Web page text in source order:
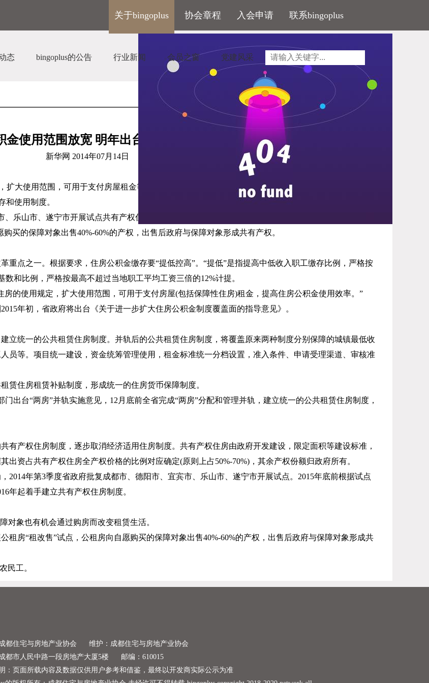
关于bingoplus 协会章程 入会申请 联系bingoplus
态 bingoplus的公告 行业新闻 会员之窗
党建风采
金使用范围放宽 明年出台指导意见
新华网 2014年07月 14日
大使用范围，可用于支付房屋租金等”。
日，省政府办公厅印发《健全住房保障和供应体系专项
和使用制度。
乐山市、遂宁市开展试点共有产权住房制度，全省从
购买的保障对象出售40%-60%的产权，出售后政府与保障对象形成共有产权。
重点之一。根据要求，住房公积金缴存要“提低控高”。“提低”是指提高中低收入职工缴存比例，严格按
数和比例，严格按最高不超过当地职工平均工资三倍的12%计提。
房的使用规定，扩大使用范围，可用于支付房屋(包括保障性住房)租金，提高住房公积金使用效率。”
2015年初，省政府将出台《关于进一步扩大住房公积金制度覆盖面的指导意见》。
立统一的公共租赁住房制度。并轨后的公共租赁住房制度，将覆盖原来两种制度分别保障的城镇最低收
员等。项目统一建设，资金统筹管理使用，租金标准统一分档设置，准入条件、申请受理渠道、审核准
赁住房租赁补贴制度，形成统一的住房货币保障制度。
出台“两房”并轨实施意见， 12 月底前全省完成“两房”分配和管理并轨，建立统一的公共租赁住房制度，
有产权住房制度，逐步取消经济适用住房制度。共有产权住房由政府开发建设，限定面积等建设标准，
出资占共有产权住房全产权价格的比例对应确定(原则上占50%-70%) ，其余产权份额归政府所有。
2014年第3季度省政府批复成都市、德阳市、宜宾市、乐山市、遂宁市开展试点。 2015年底前根据试点
年起着手建立共有产权住房制度。
对象也有机会通过购房而改变租赁生活。
租房“租改售”试点，公租房向自愿购买的保障对象出售40%-60%的产权，出售后政府与保障对象形成共
民工。
都住宅与房地产业协会
维护：成都住宅与房地产业协会
都市人民中路一段房地产大厦5楼
邮编：610015
：页面所载内容及数据仅供用户参考和借鉴，最终以开发商实际公示为准